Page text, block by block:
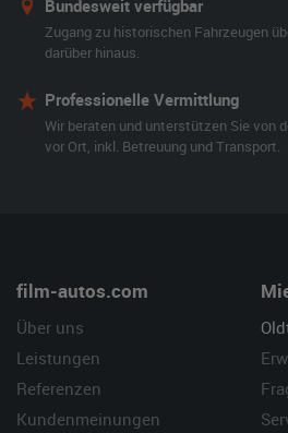
Bundesweit verfügbar
Zugang zu historischen Fahrzeugen
darüber hinaus.
Professionelle Vermittlung
Wir beraten und unterstützen Sie von
vor Ort, inkl. Betreuung und Transport.
film-autos.com
Über uns
Leistungen
Referenzen
Kundenmeinungen